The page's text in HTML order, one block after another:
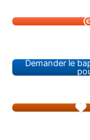
Demander le